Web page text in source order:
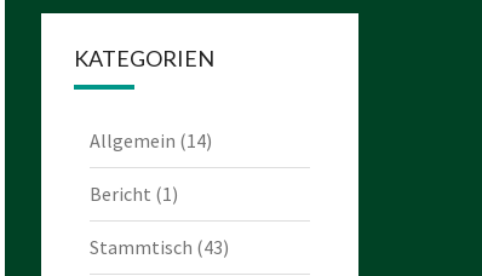
KATEGORIEN
Allgemein (14)
Bericht (1)
Stammtisch (43)